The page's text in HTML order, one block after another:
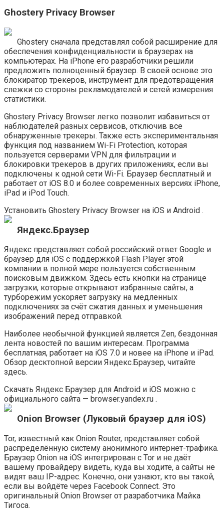
Ghostery Privacy Browser
Ghostery сначала представлял собой расширение для
обеспечения конфиденциальности в браузерах на
компьютерах. На iPhone его разработчики решили
предложить полноценный браузер. В своей основе это
блокиратор трекеров, инструмент для предотвращения
слежки со стороны рекламодателей и сетей измерения
статистики.
Ghostery Privacy Browser легко позволит избавиться от
наблюдателей разных сервисов, отключив все
обнаруженные трекеры. Также есть экспериментальная
функция под названием Wi-Fi Protection, которая
пользуется серверами VPN для фильтрации и
блокировки трекеров в других приложениях, если вы
подключены к одной сети Wi-Fi. Браузер бесплатный и
работает от iOS 8.0 и более современных версиях iPhone,
iPad и iPod Touch.
Установить Ghostery Privacy Browser на iOS и Android .
Яндекс.Браузер
Яндекс представляет собой российский ответ Google и
браузер для iOS с поддержкой Flash Player этой
компании в полной мере пользуется собственным
поисковым движком. Здесь есть кнопки на странице
загрузки, которые открывают избранные сайты, а
турборежим ускоряет загрузку на медленных
подключениях за счёт сжатия данных и уменьшения
изображений перед отправкой.
Наиболее необычной функцией является Zen, бездонная
лента новостей по вашим интересам. Программа
бесплатная, работает на iOS 7.0 и новее на iPhone и iPad.
Обзор десктопной версии Яндекс.Браузер, читайте
здесь.
Скачать Яндекс Браузер для Android и iOS можно с
официального сайта — browser.yandex.ru .
Onion Browser (Луковый браузер для iOS)
Tor, известный как Onion Router, представляет собой
распределённую систему анонимного интернет-трафика.
Браузер Onion на iOS интегрирован с Tor и не даёт
вашему провайдеру видеть, куда вы ходите, а сайты не
видят ваш IP-адрес. Конечно, они узнают, кто вы такой,
если вы войдёте через Facebook Connect. Это
оригинальный Onion Browser от разработчика Майка
Тигоса.